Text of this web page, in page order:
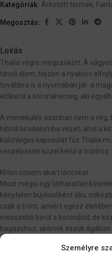
Személyre
Kategóriák: Árkötött termék,
Megosztás:
Leírás
Thalia végre megszökött. A
távoli álom, hiszen a nyakörv
továbbra is a nyomában jár: a
előkerül a koronaherceg, aki
A menekülés azonban nem a
hibrid birodalomba vezet, ahol a
különleges kapcsolat fűz Thalia
veszélyesen közel kerül a trónhoz.
Khion sosem akart láncokat.
Most mégis egy láthatatlan
kénytelen bujdosóként élni,
csak a trónt, amiért egész
messzebb kerül a koronától, de
bagázshoz, akiknek eszük
az igazságra: a hibridek talán